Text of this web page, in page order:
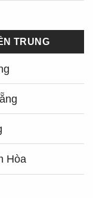
TRUNG
Hòa